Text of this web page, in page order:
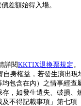
差額始得入場。
詳閱KKTIX退換票規定 。
身權益，若發生演出
含在內）之情事經查
，如發生遺失、破損、
不得記載事項」第七